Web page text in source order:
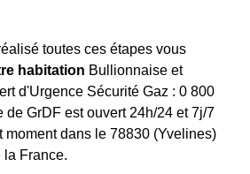
toutes ces étapes vous
habitation Bullionnaise et
d'Urgence Sécurité Gaz : 0 800
de GrDF est ouvert 24h/24 et 7j/7
moment dans le 78830 (Yvelines)
la France.